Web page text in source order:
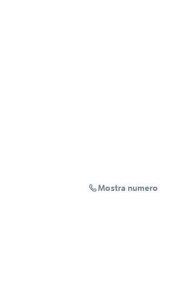
Mostra numero